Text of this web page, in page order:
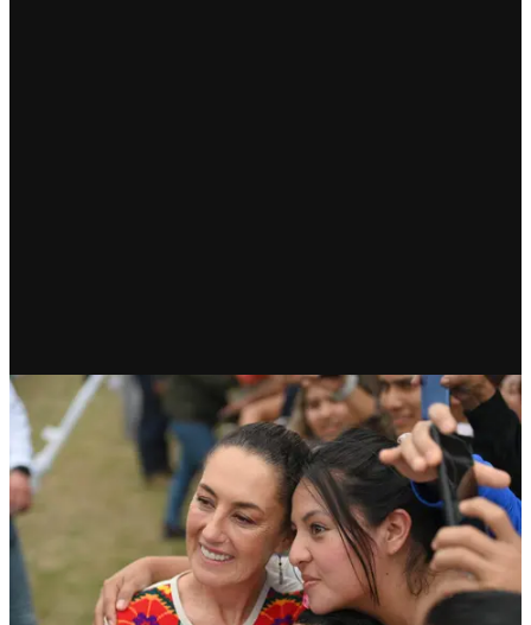
RECIENTE
Tres nuevos Programas para el
Bienestar tendrán rango